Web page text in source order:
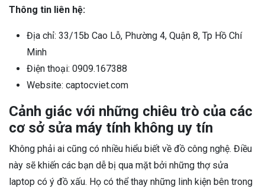
Thông tin liên hệ:
Địa chỉ: 33/15b Cao Lỗ, Phường 4, Quận 8, Tp Hồ Chí
Minh
Điện thoại: 0909.167388
Website: captocviet.com
Cảnh giác với những chiêu trò của các
cơ sở sửa máy tính không uy tín
Không phải ai cũng có nhiều hiểu biết về đồ công nghệ. Điều
này sẽ khiến các bạn dễ bị qua mặt bởi những thợ sửa
laptop có ý đồ xấu. Họ có thể thay những linh kiện bên trong